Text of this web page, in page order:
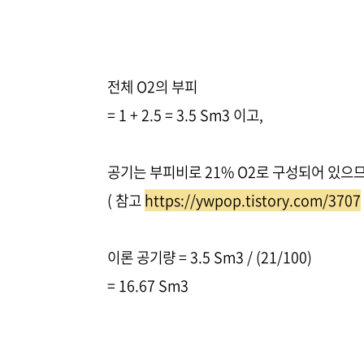
전체 O2의 부피
= 1 + 2.5 = 3.5 Sm3 이고,
공기는 부피비로 21% O2로 구성되어 있으
( 참고https://ywpop.tistory.com/3707
이론 공기량 = 3.5 Sm3 / (21/100)
= 16.67 Sm3